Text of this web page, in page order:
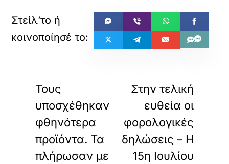
Τους
υποσχέθηκαν
φθηνότερα
προϊόντα. Τα
πλήρωσαν με
Στην τελική
ευθεία οι
φορολογικές
δηλώσεις – Η
15η Ιουλίου